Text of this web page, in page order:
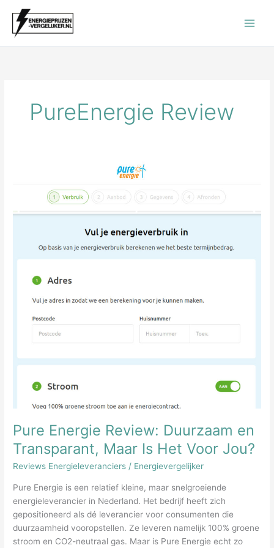
naar
inhoud
PureEnergie Review
Pure Energie Review: Duurzaam en
Transparant, Maar Is Het Voor Jou?
Reviews Energieleveranciers / Energievergelijker
Pure Energie is een relatief kleine, maar snelgroeiende
energieleverancier in Nederland. Het bedrijf heeft zich
gepositioneerd als dé leverancier voor consumenten die
duurzaamheid vooropstellen. Ze leveren namelijk 100% groene
stroom en CO2-neutraal gas. Maar is Pure Energie echt zo